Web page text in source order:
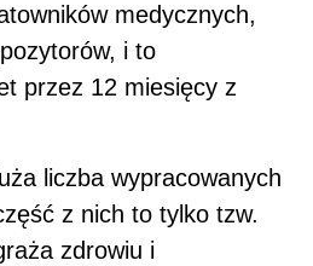
medycznych,
i to
przez 12 miesięcy z
liczba wypracowanych
z nich to tylko tzw.
zdrowiu i